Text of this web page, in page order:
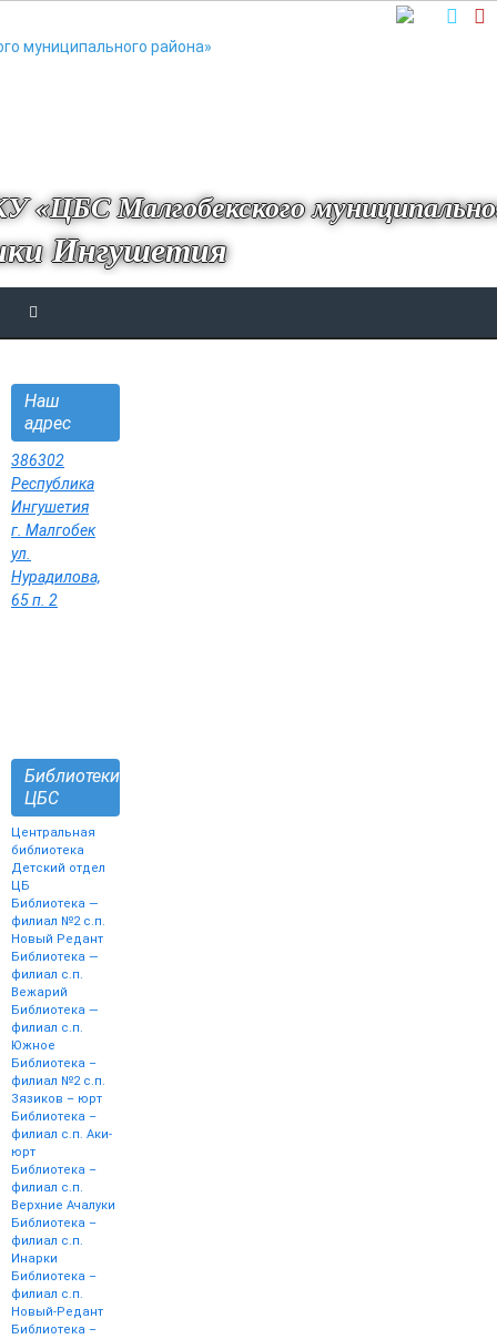
«ЦБС Малгобекского
Ингушетия
Наш
адрес
386302
Республика
Ингушетия
г. Малгобек
ул.
Нурадилова,
65 п. 2
Библиотеки
ЦБС
Центральная
библиотека
Детский отдел
ЦБ
Библиотека —
филиал №2 с.п.
Новый Редант
Библиотека —
филиал с.п.
Вежарий
Библиотека —
филиал с.п.
Южное
Библиотека –
филиал №2 с.п.
Зязиков – юрт
Библиотека –
филиал с.п. Аки-
юрт
Библиотека –
филиал с.п.
Верхние Ачалуки
Библиотека –
филиал с.п.
Инарки
Библиотека –
филиал с.п.
Новый-Редант
Библиотека –